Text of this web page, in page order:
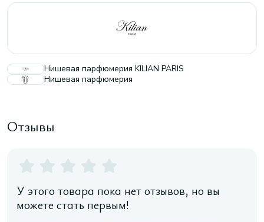
Нишевая парфюмерия KILIAN PARIS
Нишевая парфюмерия
Отзывы
У этого товара пока нет отзывов, но вы
можете стать первым!